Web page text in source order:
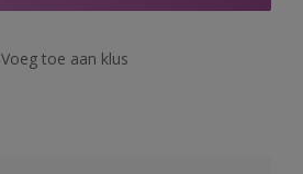
Voeg toe aan klus